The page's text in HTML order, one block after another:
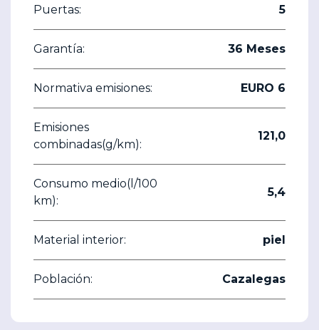
Puertas: 5
Garantía: 36 Meses
Normativa emisiones: EURO 6
Emisiones
combinadas(g/km):
121,0
Consumo medio(l/100
km):
5,4
Material interior: piel
Población: Cazalegas